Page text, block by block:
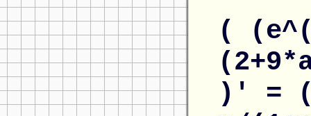
(
)' =